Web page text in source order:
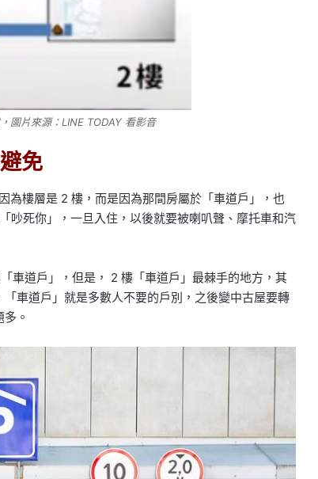
圖片來源：LINE TODAY 看影音
免
為樓層是 2 樓，而是因為那間房屬於「車道戶」，也
吵死你」，一旦入住，以後就要被喇叭聲、摩托車和汽
車道戶」，但是， 2 樓「車道戶」最棘手的地方，其
車道戶」就是多數人不要的戶別，之後變中古屋要轉
。